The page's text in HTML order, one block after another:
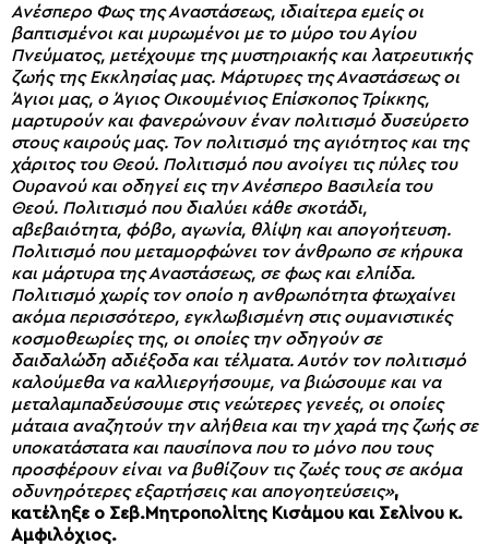
Ανέσπερο Φως της Αναστάσεως, ιδιαίτερα εμείς οι
βαπτισμένοι και μυρωμένοι με το μύρο του Αγίου
Πνεύματος, μετέχουμε της μυστηριακής και λατρευτικής
ζωής της Εκκλησίας μας. Μάρτυρες της Αναστάσεως οι
Άγιοι μας, ο Άγιος Οικουμένιος Επίσκοπος Τρίκκης,
μαρτυρούν και φανερώνουν έναν πολιτισμό δυσεύρετο
στους καιρούς μας. Τον πολιτισμό της αγιότητος και της
χάριτος του Θεού. Πολιτισμό που ανοίγει τις πύλες του
Ουρανού και οδηγεί εις την Ανέσπερο Βασιλεία του
Θεού. Πολιτισμό που διαλύει κάθε σκοτάδι,
αβεβαιότητα, φόβο, αγωνία, θλίψη και απογοήτευση.
Πολιτισμό που μεταμορφώνει τον άνθρωπο σε κήρυκα
και μάρτυρα της Αναστάσεως, σε φως και ελπίδα.
Πολιτισμό χωρίς τον οποίο η ανθρωπότητα φτωχαίνει
ακόμα περισσότερο, εγκλωβισμένη στις ουμανιστικές
κοσμοθεωρίες της, οι οποίες την οδηγούν σε
δαιδαλώδη αδιέξοδα και τέλματα. Αυτόν τον πολιτισμό
καλούμεθα να καλλιεργήσουμε, να βιώσουμε και να
μεταλαμπαδεύσουμε στις νεώτερες γενεές, οι οποίες
μάταια αναζητούν την αλήθεια και την χαρά της ζωής σε
υποκατάστατα και παυσίπονα που το μόνο που τους
προσφέρουν είναι να βυθίζουν τις ζωές τους σε ακόμα
οδυνηρότερες εξαρτήσεις και απογοητεύσεις»,
κατέληξε ο Σεβ.Μητροπολίτης Κισάμου και Σελίνου κ.
Αμφιλόχιος.